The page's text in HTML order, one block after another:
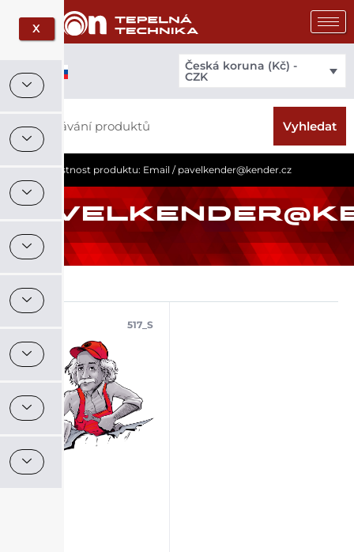
obsah
X
Česká koruna (Kč) -
CZK
Vyhledat
/ Vlastnost produktu: Email / pavelkender@kender.cz
517_S